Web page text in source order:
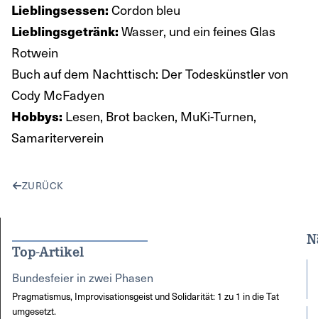
Lieblingsessen: Cordon bleu
Lieblingsgetränk: Wasser, und ein feines Glas
Rotwein
Buch auf dem Nachttisch: Der Todeskünstler von
Cody McFadyen
Hobbys: Lesen, Brot backen, MuKi-Turnen,
Samariterverein
ZURÜCK
Top-Artikel
Bundesfeier in zwei Phasen
Pragmatismus, Improvisationsgeist und Solidarität: 1 zu 1 in die Tat
umgesetzt.